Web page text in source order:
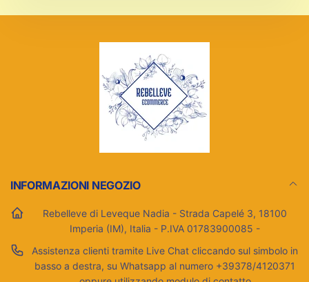
INFORMAZIONI NEGOZIO
Rebelleve di Leveque Nadia - Strada Capelé 3, 18100
Imperia (IM), Italia - P.IVA 01783900085 -
Assistenza clienti tramite Live Chat cliccando sul simbolo in
basso a destra, su Whatsapp al numero +39378/4120371